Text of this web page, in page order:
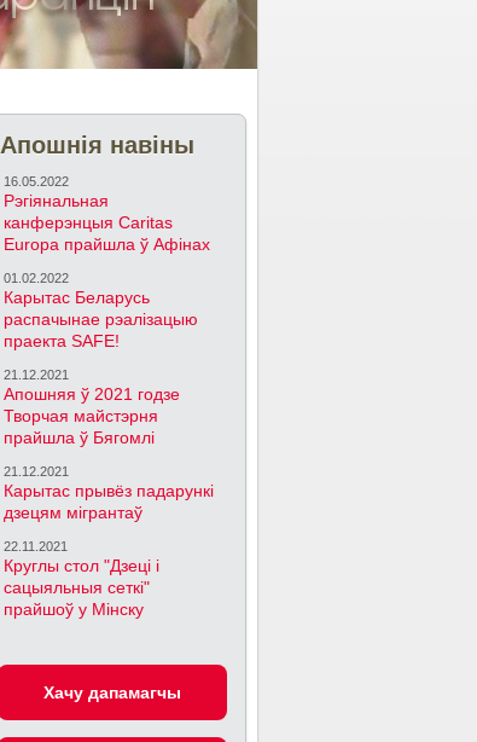
Апошнія навіны
16.05.2022
Рэгіянальная
канферэнцыя Caritas
Europa прайшла ў Афінах
01.02.2022
Карытас Беларусь
распачынае рэалізацыю
праекта SAFE!
21.12.2021
Апошняя ў 2021 годзе
Творчая майстэрня
прайшла ў Бягомлі
21.12.2021
Карытас прывёз падарункі
дзецям мігрантаў
22.11.2021
Круглы стол "Дзеці і
сацыяльныя сеткі"
прайшоў у Мінску
Хачу дапамагчы